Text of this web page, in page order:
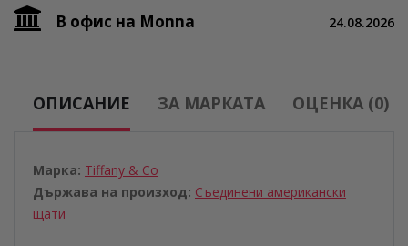
В офис на Monna 24.08.2026
ОПИСАНИЕ ЗА МАРКАТА ОЦЕНКА (0)
Марка: Tiffany & Co
Държава на произход: Съединени американски
щати